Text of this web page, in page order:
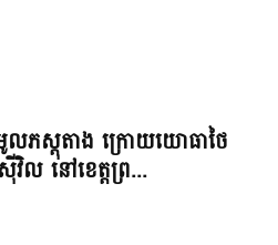
លភស្តុតាង ក្រោយយោធាថៃ
ល នៅខេត្តព្រ...